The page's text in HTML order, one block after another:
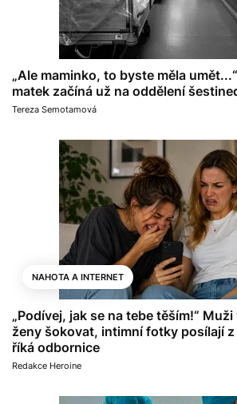
„Ale maminko, to byste měla
matek začíná už na oddělení
Tereza Semotamová
NAHOTA A INTERNET
„Podívej, jak se na tebe těším!“
ženy šokovat, intimní fotky posílají
říká odbornice
Redakce Heroine